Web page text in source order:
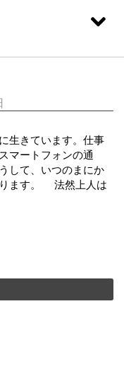
生きています。仕事
マートフォンの通
して、いつのまにか
ります。 法然上人は